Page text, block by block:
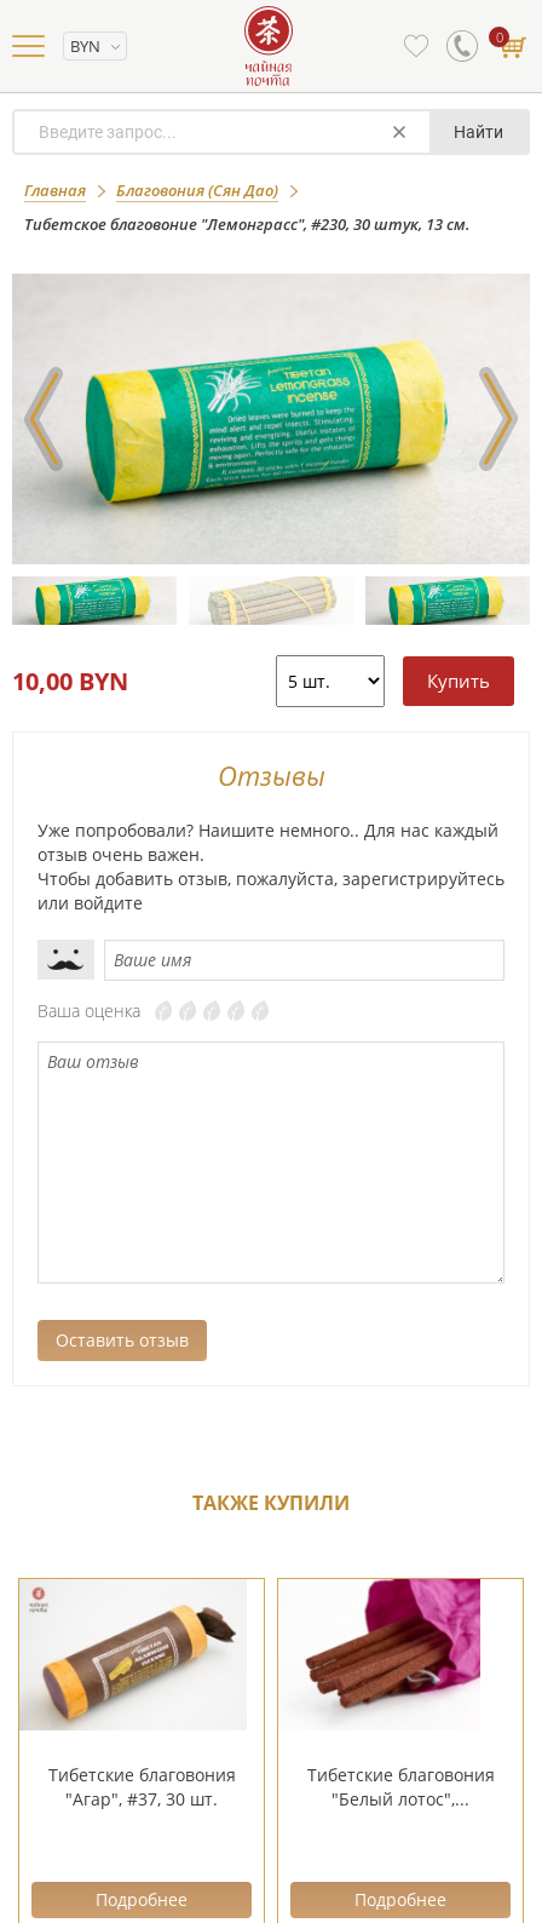
BYN 0
Найти
Главная
Благовония (Сян Дао)
Тибетское благовоние "Лемонграсс", #230, 30 штук, 13 см.
Тибетское благовоние "Лемонграсс",
#230, 30 штук, 13 см.
10,00 BYN
Отзывы
Уже попробовали? Наишите немного.. Для нас каждый
отзыв очень важен.
Чтобы добавить отзыв, пожалуйста, зарегистрируйтесь
или войдите
Ваша оценка
ТАКЖЕ КУПИЛИ
Тибетские благовония
"Агар", #37, 30 шт.
Подробнее
Тибетские благовония
"Белый лотос",...
Подробнее